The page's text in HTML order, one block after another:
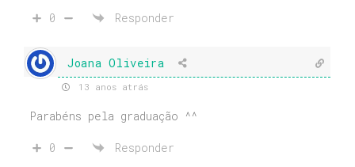
0 Responder
Joana Oliveira
13 anos atrás
Parabéns pela graduação ^^
0 Responder